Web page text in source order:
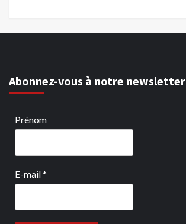
Abonnez-vous à notre newsletter
Prénom
E-mail*